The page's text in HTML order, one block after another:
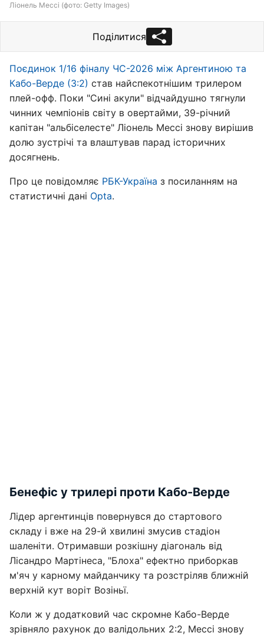
Ліонель Мессі (фото: Getty Images)
Поділитися
Поєдинок 1/16 фіналу ЧС-2026 між Аргентиною та
Кабо-Верде (3:2) став найспекотнішим трилером
плей-офф. Поки "Сині акули" відчайдушно тягнули
чинних чемпіонів світу в овертайми, 39-річний
капітан "альбіселесте" Ліонель Мессі знову вирішив
долю зустрічі та влаштував парад історичних
досягнень.
Про це повідомляє РБК-Україна з посиланням на
статистичні дані Opta.
Бенефіс у трилері проти Кабо-Верде
Лідер аргентинців повернувся до стартового
складу і вже на 29-й хвилині змусив стадіон
шаленіти. Отримавши розкішну діагональ від
Лісандро Мартінеса, "Блоха" ефектно приборкав
м'яч у карному майданчику та розстріляв ближній
верхній кут воріт Возіньї.
Коли ж у додатковий час скромне Кабо-Верде
зрівняло рахунок до валідольних 2:2, Мессі знову